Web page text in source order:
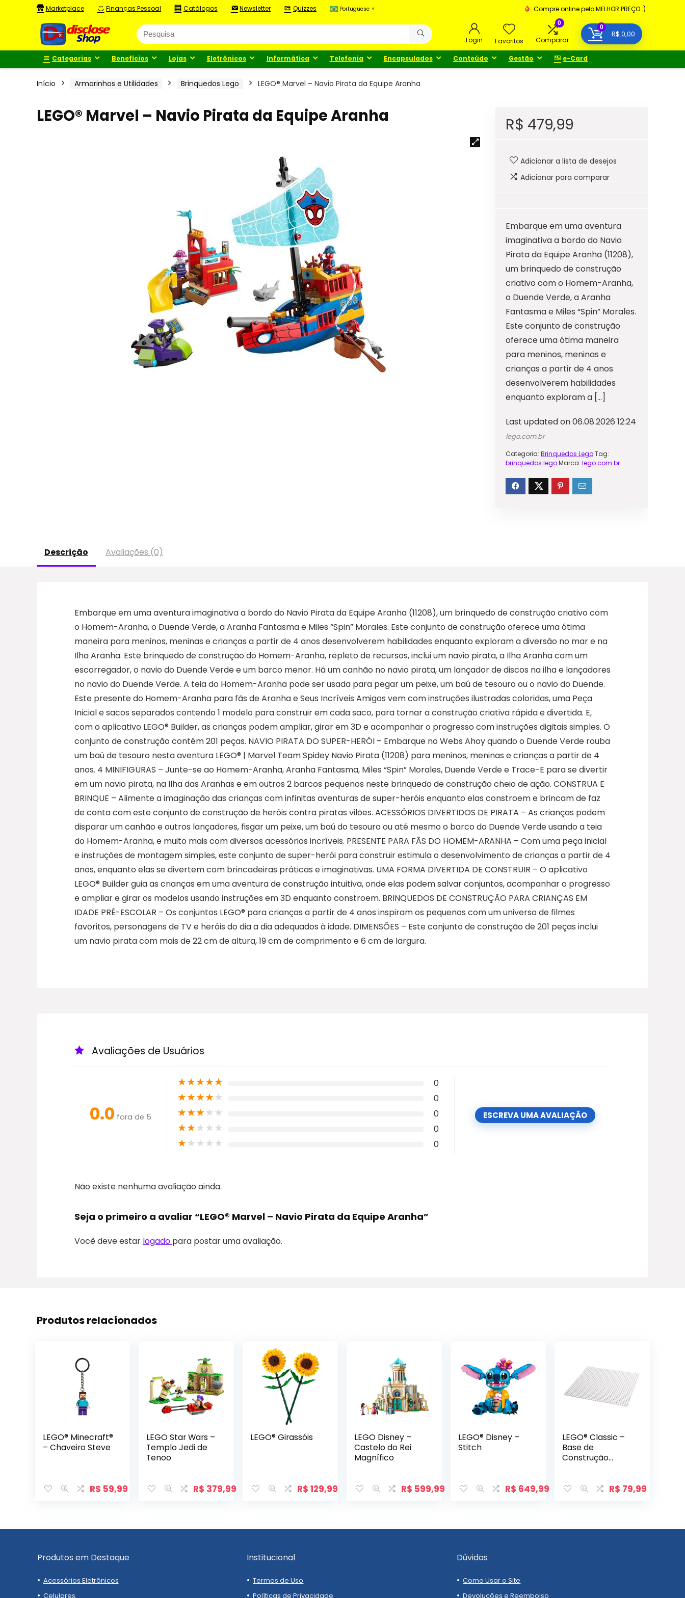
Marketplace Finanças Pessoal Catálogos Newsletter Quizzes Portuguese ▼ Compre online pelo MELHOR PREÇO :)
Login Favoritos
0
Comparar
0
R$ 0,00
Categorias Benefícios Lojas Eletrônicos Informática Telefonia Encapsulados Conteúdo Gestão e-Card
Início Armarinhos e Utilidades Brinquedos Lego LEGO® Marvel – Navio Pirata da Equipe Aranha
LEGO® Marvel – Navio Pirata da Equipe Aranha R$ 479,99
Adicionar a lista de desejos
Adicionar para comparar
Embarque em uma aventura
imaginativa a bordo do Navio
Pirata da Equipe Aranha (11208),
um brinquedo de construção
criativo com o Homem-Aranha,
o Duende Verde, a Aranha
Fantasma e Miles “Spin” Morales.
Este conjunto de construção
oferece uma ótima maneira
para meninos, meninas e
crianças a partir de 4 anos
desenvolverem habilidades
enquanto exploram a […]
Last updated on 06.08.2026 12:24
lego.com.br
Categoria: Brinquedos LegoTag:
brinquedos legoMarca: lego.com.br
Descrição Avaliações (0)
Embarque em uma aventura imaginativa a bordo do Navio Pirata da Equipe Aranha (11208), um brinquedo de construção criativo com
o Homem-Aranha, o Duende Verde, a Aranha Fantasma e Miles “Spin” Morales. Este conjunto de construção oferece uma ótima
maneira para meninos, meninas e crianças a partir de 4 anos desenvolverem habilidades enquanto exploram a diversão no mar e na
Ilha Aranha. Este brinquedo de construção do Homem-Aranha, repleto de recursos, inclui um navio pirata, a Ilha Aranha com um
escorregador, o navio do Duende Verde e um barco menor. Há um canhão no navio pirata, um lançador de discos na ilha e lançadores
no navio do Duende Verde. A teia do Homem-Aranha pode ser usada para pegar um peixe, um baú de tesouro ou o navio do Duende.
Este presente do Homem-Aranha para fãs de Aranha e Seus Incríveis Amigos vem com instruções ilustradas coloridas, uma Peça
Inicial e sacos separados contendo 1 modelo para construir em cada saco, para tornar a construção criativa rápida e divertida. E,
com o aplicativo LEGO® Builder, as crianças podem ampliar, girar em 3D e acompanhar o progresso com instruções digitais simples. O
conjunto de construção contém 201 peças. NAVIO PIRATA DO SUPER-HERÓI – Embarque no Webs Ahoy quando o Duende Verde rouba
um baú de tesouro nesta aventura LEGO® | Marvel Team Spidey Navio Pirata (11208) para meninos, meninas e crianças a partir de 4
anos. 4 MINIFIGURAS – Junte-se ao Homem-Aranha, Aranha Fantasma, Miles “Spin” Morales, Duende Verde e Trace-E para se divertir
em um navio pirata, na Ilha das Aranhas e em outros 2 barcos pequenos neste brinquedo de construção cheio de ação. CONSTRUA E
BRINQUE – Alimente a imaginação das crianças com infinitas aventuras de super-heróis enquanto elas constroem e brincam de faz
de conta com este conjunto de construção de heróis contra piratas vilões. ACESSÓRIOS DIVERTIDOS DE PIRATA – As crianças podem
disparar um canhão e outros lançadores, fisgar um peixe, um baú do tesouro ou até mesmo o barco do Duende Verde usando a teia
do Homem-Aranha, e muito mais com diversos acessórios incríveis. PRESENTE PARA FÃS DO HOMEM-ARANHA – Com uma peça inicial
e instruções de montagem simples, este conjunto de super-herói para construir estimula o desenvolvimento de crianças a partir de 4
anos, enquanto elas se divertem com brincadeiras práticas e imaginativas. UMA FORMA DIVERTIDA DE CONSTRUIR – O aplicativo
LEGO® Builder guia as crianças em uma aventura de construção intuitiva, onde elas podem salvar conjuntos, acompanhar o progresso
e ampliar e girar os modelos usando instruções em 3D enquanto constroem. BRINQUEDOS DE CONSTRUÇÃO PARA CRIANÇAS EM
IDADE PRÉ-ESCOLAR – Os conjuntos LEGO® para crianças a partir de 4 anos inspiram os pequenos com um universo de filmes
favoritos, personagens de TV e heróis do dia a dia adequados à idade. DIMENSÕES – Este conjunto de construção de 201 peças inclui
um navio pirata com mais de 22 cm de altura, 19 cm de comprimento e 6 cm de largura.
Avaliações de Usuários
0.0 fora de 5
★★★★★ 0
★★★★★ 0
★★★★★ 0
★★★★★ 0
★★★★★ 0
ESCREVA UMA AVALIAÇÃO
Não existe nenhuma avaliação ainda.
Seja o primeiro a avaliar “LEGO® Marvel – Navio Pirata da Equipe Aranha”
Você deve estar logado para postar uma avaliação.
Produtos relacionados
LEGO® Minecraft®
– Chaveiro Steve
R$ 59,99
LEGO Star Wars –
Templo Jedi de
Tenoo
R$ 379,99
LEGO® Girassóis
R$ 129,99
LEGO Disney –
Castelo do Rei
Magnífico
R$ 599,99
LEGO® Disney –
Stitch
R$ 649,99
LEGO® Classic –
Base de
Construção
R$ 79,99
Produtos em Destaque
Acessórios Eletrônicos
Celulares
Institucional
Termos de Uso
Políticas de Privacidade
Dúvidas
Como Usar o Site
Devoluções e Reembolso